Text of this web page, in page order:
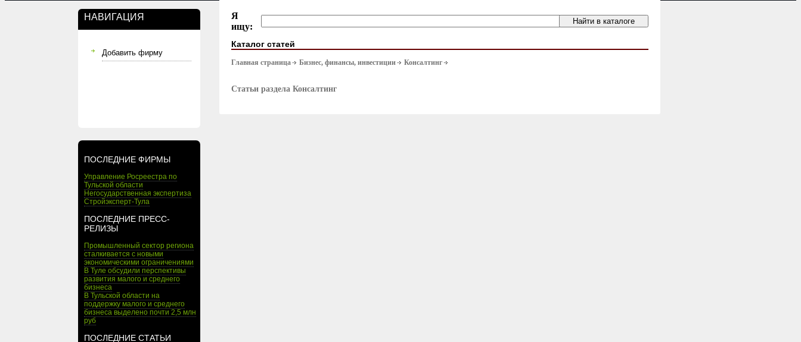
НАВИГАЦИЯ
Добавить фирму
ПОСЛЕДНИЕ ФИРМЫ
Управление Росреестра по
Тульской области
Негосударственная экспертиза
Стройэксперт-Тула
ПОСЛЕДНИЕ ПРЕСС-
РЕЛИЗЫ
Промышленный сектор региона
сталкивается с новыми
экономическими ограничениями
В Туле обсудили перспективы
развития малого и среднего
бизнеса
В Тульской области на
поддержку малого и среднего
бизнеса выделено почти 2,5 млн
руб
ПОСЛЕДНИЕ СТАТЬИ
Я
ищу:
Каталог статей
Главная страница Бизнес, финансы, инвестиции Консалтинг
Статьи раздела Консалтинг